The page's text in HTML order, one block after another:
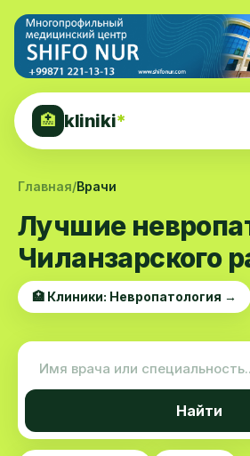
🏥 kliniki*
Главная/Врачи
Лучшие
Чиланзарского
🏥 Клиники: Невропатология →
Найти